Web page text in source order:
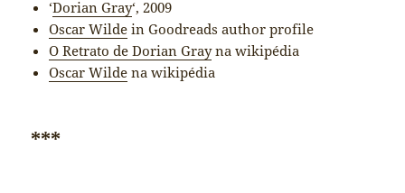
‘Dorian Gray‘, 2009
Oscar Wilde in Goodreads author profile
O Retrato de Dorian Grayna wikipédia
Oscar Wilde na wikipédia
***